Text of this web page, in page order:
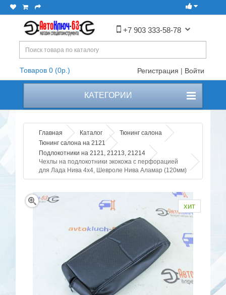
+7 903 333-58-78
Товаров 0 (0р.) Регистрация | Войти
КАТЕГОРИИ
Главная Каталог
Тюнинг салона
Тюнинг салона на 2121
Подлокотники на 2121, 21213, 21214
Чехлы на подлокотники экокожа с перфорацией
для Лада Нива 4х4, Шевроле Нива Аламар (120мм)
хит